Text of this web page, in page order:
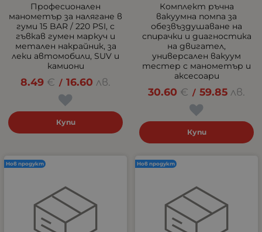
Професионален
манометър за налягане в
гуми 15 BAR / 220 PSI, с
гъвкав гумен маркуч и
метален накрайник, за
леки автомобили, SUV и
камиони
8.49 € / 16.60 лв.
Купи
Комплект ръчна
вакуумна помпа за
обезвъздушаване на
спирачки и диагностика
на двигател,
универсален вакуум
тестер с манометър и
аксесоари
30.60 € / 59.85 лв.
Купи
Нов продукт Нов продукт